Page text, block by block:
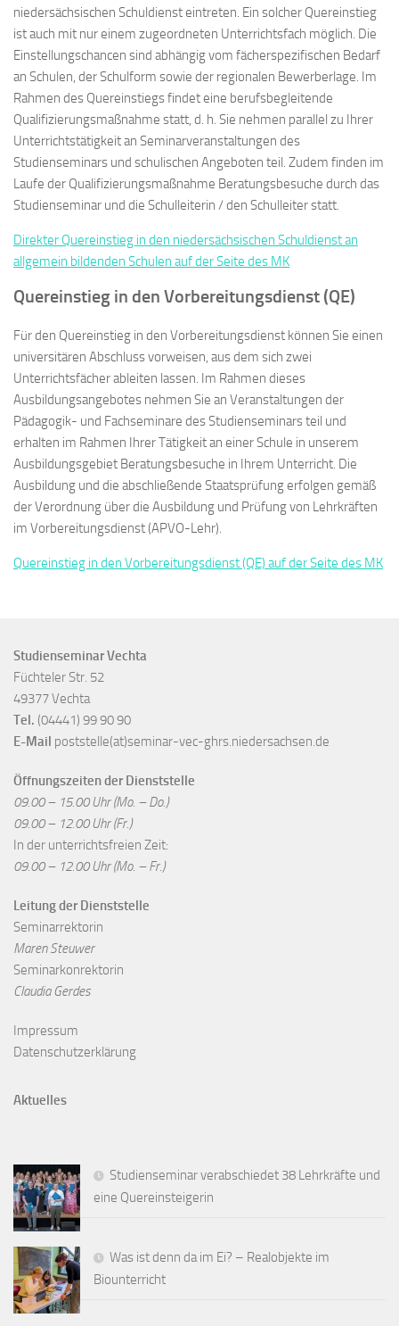
niedersächsischen Schuldienst eintreten. Ein solcher Quereinstieg
ist auch mit nur einem zugeordneten Unterrichtsfach möglich. Die
Einstellungschancen sind abhängig vom fächerspezifischen Bedarf
an Schulen, der Schulform sowie der regionalen Bewerberlage. Im
Rahmen des Quereinstiegs findet eine berufsbegleitende
Qualifizierungsmaßnahme statt, d. h. Sie nehmen parallel zu Ihrer
Unterrichtstätigkeit an Seminarveranstaltungen des
Studienseminars und schulischen Angeboten teil. Zudem finden im
Laufe der Qualifizierungsmaßnahme Beratungsbesuche durch das
Studienseminar und die Schulleiterin / den Schulleiter statt.
Direkter Quereinstieg in den niedersächsischen Schuldienst an
allgemein bildenden Schulen auf der Seite des MK
Quereinstieg in den Vorbereitungsdienst (QE)
Für den Quereinstieg in den Vorbereitungsdienst können Sie einen
universitären Abschluss vorweisen, aus dem sich zwei
Unterrichtsfächer ableiten lassen. Im Rahmen dieses
Ausbildungsangebotes nehmen Sie an Veranstaltungen der
Pädagogik- und Fachseminare des Studienseminars teil und
erhalten im Rahmen Ihrer Tätigkeit an einer Schule in unserem
Ausbildungsgebiet Beratungsbesuche in Ihrem Unterricht. Die
Ausbildung und die abschließende Staatsprüfung erfolgen gemäß
der Verordnung über die Ausbildung und Prüfung von Lehrkräften
im Vorbereitungsdienst (APVO-Lehr).
Quereinstieg in den Vorbereitungsdienst (QE) auf der Seite des MK
Studienseminar Vechta
Füchteler Str. 52
49377 Vechta
Tel. (04441) 99 90 90
E-Mail poststelle(at)seminar-vec-ghrs.niedersachsen.de
Öffnungszeiten der Dienststelle
09.00 – 15.00 Uhr (Mo. – Do.)
09.00 – 12.00 Uhr (Fr.)
In der unterrichtsfreien Zeit:
09.00 – 12.00 Uhr (Mo. – Fr.)
Leitung der Dienststelle
Seminarrektorin
Maren Steuwer
Seminarkonrektorin
Claudia Gerdes
Impressum
Datenschutzerklärung
Aktuelles
Studienseminar verabschiedet 38 Lehrkräfte und
eine Quereinsteigerin
Was ist denn da im Ei? – Realobjekte im
Biounterricht